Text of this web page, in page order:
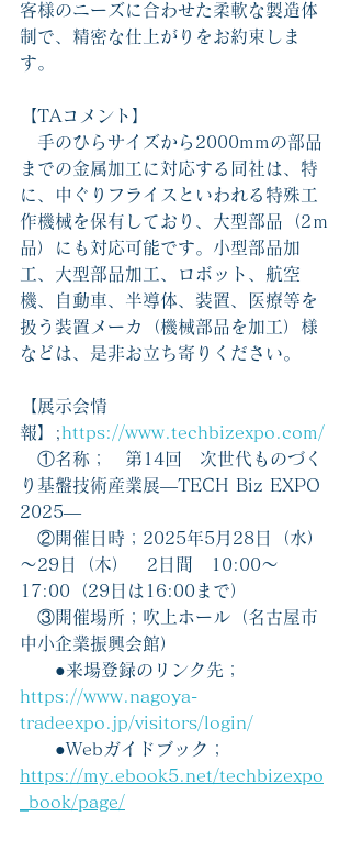
客様のニーズに合わせた柔軟な製造体
制で、精密な仕上がりをお約束しま
す。
【TAコメント】
手のひらサイズから2000mmの部品
までの金属加工に対応する同社は、特
に、中ぐりフライスといわれる特殊工
作機械を保有しており、大型部品（2ｍ
品）にも対応可能です。小型部品加
工、大型部品加工、ロボット、航空
機、自動車、半導体、装置、医療等を
扱う装置メーカ（機械部品を加工）様
などは、是非お立ち寄りください。
【展示会情
報】;https://www.techbizexpo.com/
①名称；　第14回　次世代ものづく
り基盤技術産業展―TECH Biz EXPO
2025―
②開催日時；2025年5月28日（水）
～29日（木）　2日間　10:00～
17:00（29日は16:00まで）
③開催場所；吹上ホール（名古屋市
中小企業振興会館）
●来場登録のリンク先；
https://www.nagoya-
tradeexpo.jp/visitors/login/
●Webガイドブック；
https://my.ebook5.net/techbizexpo
_book/page/